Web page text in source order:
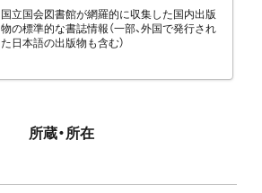
国立国会図書館が網羅的に収集した国内出版
物の標準的な書誌情報（一部、外国で発行され
た日本語の出版物も含む）
所蔵・所在